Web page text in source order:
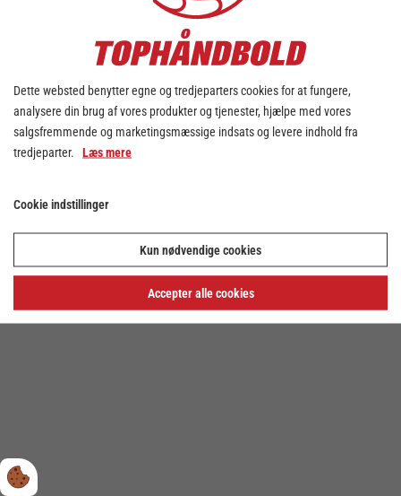
Brug dato vælgeren ovenover for at vælge en anden
Cookie indstillinger
Privatlivs- og cookiepolitik
Dette websted benytter egne og tredjeparters cookies for at fungere,
analysere din brug af vores produkter og tjenester, hjælpe med vores
salgsfremmende og marketingsmæssige indsats og levere indhold fra
tredjeparter. Læs mere
Cookie indstillinger
Kun nødvendige cookies
Accepter alle cookies